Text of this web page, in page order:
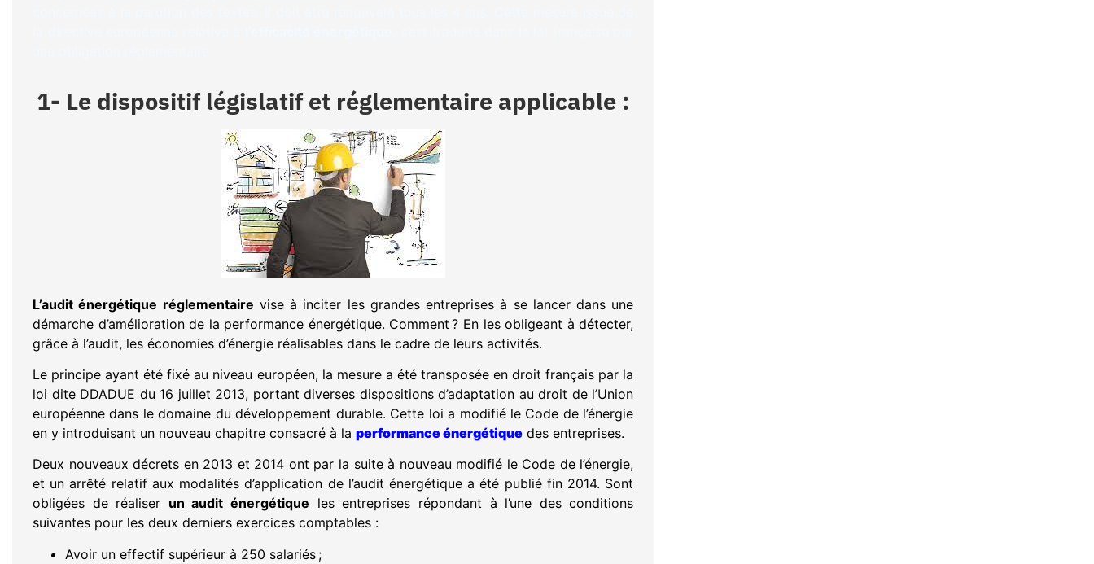
1- Le dispositif législatif et réglementaire applicable :
L’audit énergétique réglementaire vise à inciter les grandes entreprises à se lancer dans une
démarche d’amélioration de la performance énergétique. Comment ? En les obligeant à détecter,
grâce à l’audit, les économies d’énergie réalisables dans le cadre de leurs activités.
Le principe ayant été fixé au niveau européen, la mesure a été transposée en droit français par la
loi dite DDADUE du 16 juillet 2013, portant diverses dispositions d’adaptation au droit de l’Union
européenne dans le domaine du développement durable. Cette loi a modifié le Code de l’énergie
en y introduisant un nouveau chapitre consacré à la performance énergétique des entreprises.
Deux nouveaux décrets en 2013 et 2014 ont par la suite à nouveau modifié le Code de l’énergie,
et un arrêté relatif aux modalités d’application de l’audit énergétique a été publié fin 2014. Sont
obligées de réaliser un audit énergétique les entreprises répondant à l’une des conditions
suivantes pour les deux derniers exercices comptables :
Avoir un effectif supérieur à 250 salariés ;